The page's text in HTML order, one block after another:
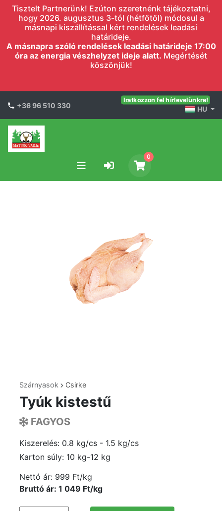
Tisztelt Partnerünk! Ezúton szeretnénk tájékoztatni,
hogy 2026. augusztus 3-tól (hétfőtől) módosul a
másnapi kiszállítással kért rendelések leadási
határideje.
A másnapra szóló rendelések leadási határideje 17:00
óra az energia vészhelyzet ideje alatt. Megértését
köszönjük!
+36 96 510 330
Iratkozzon fel hírlevelünkre!
HU
0
Szárnyasok Csirke
Tyúk kistestű
FAGYOS
Kiszerelés: 0.8 kg/cs - 1.5 kg/cs
Karton súly: 10 kg-12 kg
Nettó ár: 999 Ft/kg
Bruttó ár: 1 049 Ft/kg